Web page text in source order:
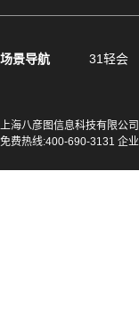
场景导航 31轻会
上海八彦图信息科技有限公
免费热线:400-690-3131 企